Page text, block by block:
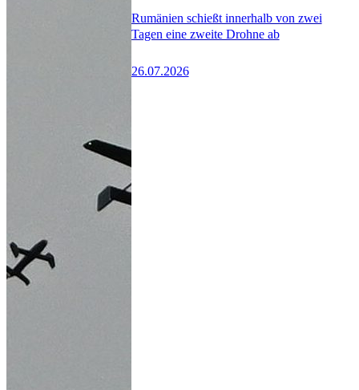
Rumänien schießt innerhalb von zwei
Tagen eine zweite Drohne ab
26.07.2026